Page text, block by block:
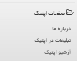
صفحات اپتیك
درباره ما
تبلیغات در اپتیك
آرشیو اپتیك